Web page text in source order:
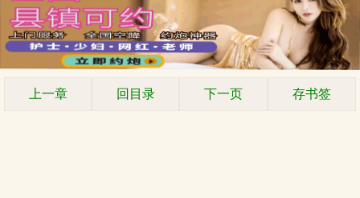
上一章 回目录 下一页 存书签